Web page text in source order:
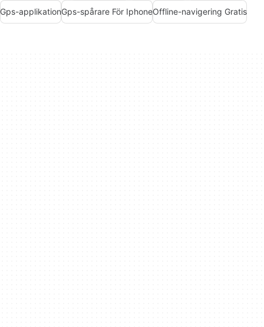
Gps-applikationGps-spårare För IphoneOffline-navigering Gratis